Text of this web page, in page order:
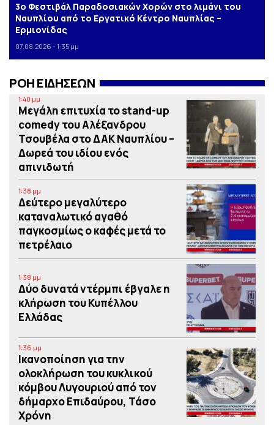
3o Φεστιβάλ Παραδοσιακών Χορών στο λιμάνι του
Ναυπλίου από το Εργατικό Κέντρο Ναυπλίας –
Ερμιονίδας
07.08.2026 - 1:35 μμ
ΡΟΗ ΕΙΔΗΣΕΩΝ
1:40 μμ
Μεγάλη επιτυχία το stand-up
comedy του Αλέξανδρου
Τσουβέλα στο ΔΑΚ Ναυπλίου –
Δωρεά του ιδίου ενός
απινιδωτή
1:38 μμ
Δεύτερο μεγαλύτερο
καταναλωτικό αγαθό
παγκοσμίως ο καφές μετά το
πετρέλαιο
1:38 μμ
Δύο δυνατά ντέρμπι έβγαλε η
κλήρωση του Κυπέλλου
Ελλάδας
1:36 μμ
Iκανοποίηση για την
ολοκλήρωση του κυκλικού
κόμβου Λυγουριού από τον
δήμαρχο Επιδαύρου, Τάσο
Χρόνη